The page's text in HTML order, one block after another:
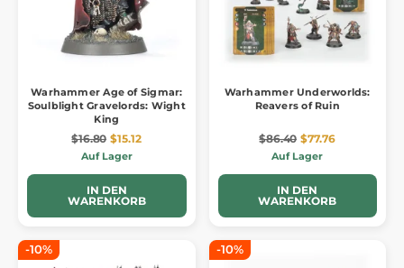
Warhammer Age of Sigmar:
Soulblight Gravelords: Wight
King
$16.80 $15.12
Auf Lager
IN DEN
WARENKORB
Warhammer Underworlds:
Reavers of Ruin
$86.40 $77.76
Auf Lager
IN DEN
WARENKORB
-10% -10%